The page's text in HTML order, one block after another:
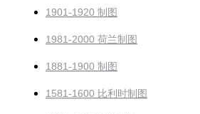
1901-1920 制图
1981-2000 荷兰制图
1881-1900 制图
1581-1600 比利时制图